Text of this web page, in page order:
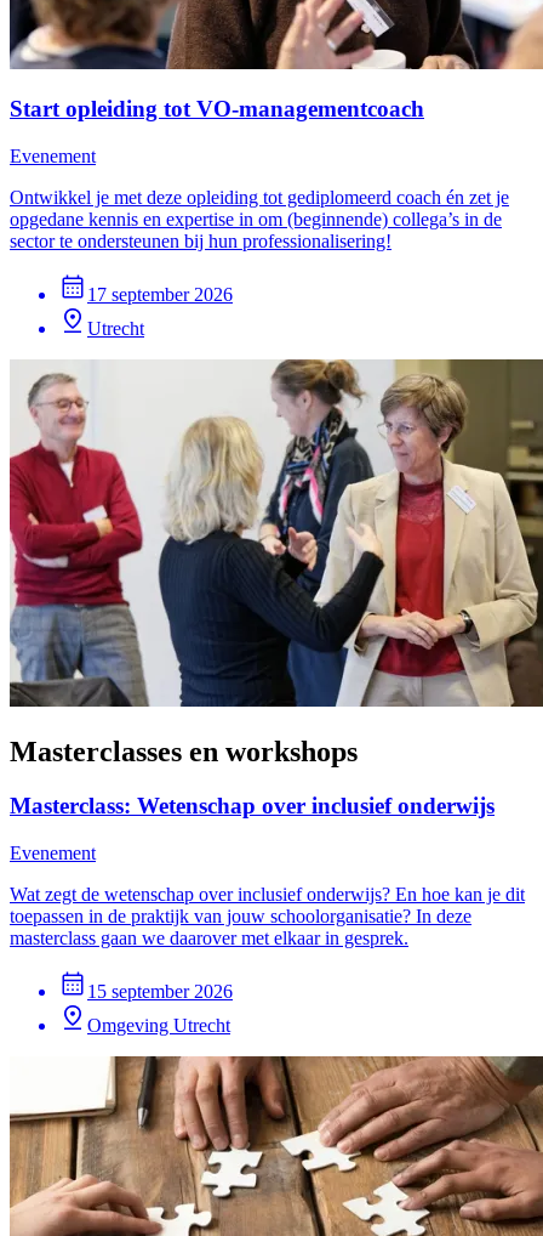
Start opleiding tot VO-managementcoach
Evenement
Ontwikkel je met deze opleiding tot gediplomeerd coach én zet je
opgedane kennis en expertise in om (beginnende) collega’s in de
sector te ondersteunen bij hun professionalisering!
17 september 2026
Utrecht
Masterclasses en workshops
Masterclass: Wetenschap over inclusief onderwijs
Evenement
Wat zegt de wetenschap over inclusief onderwijs? En hoe kan je dit
toepassen in de praktijk van jouw schoolorganisatie? In deze
masterclass gaan we daarover met elkaar in gesprek.
15 september 2026
Omgeving Utrecht